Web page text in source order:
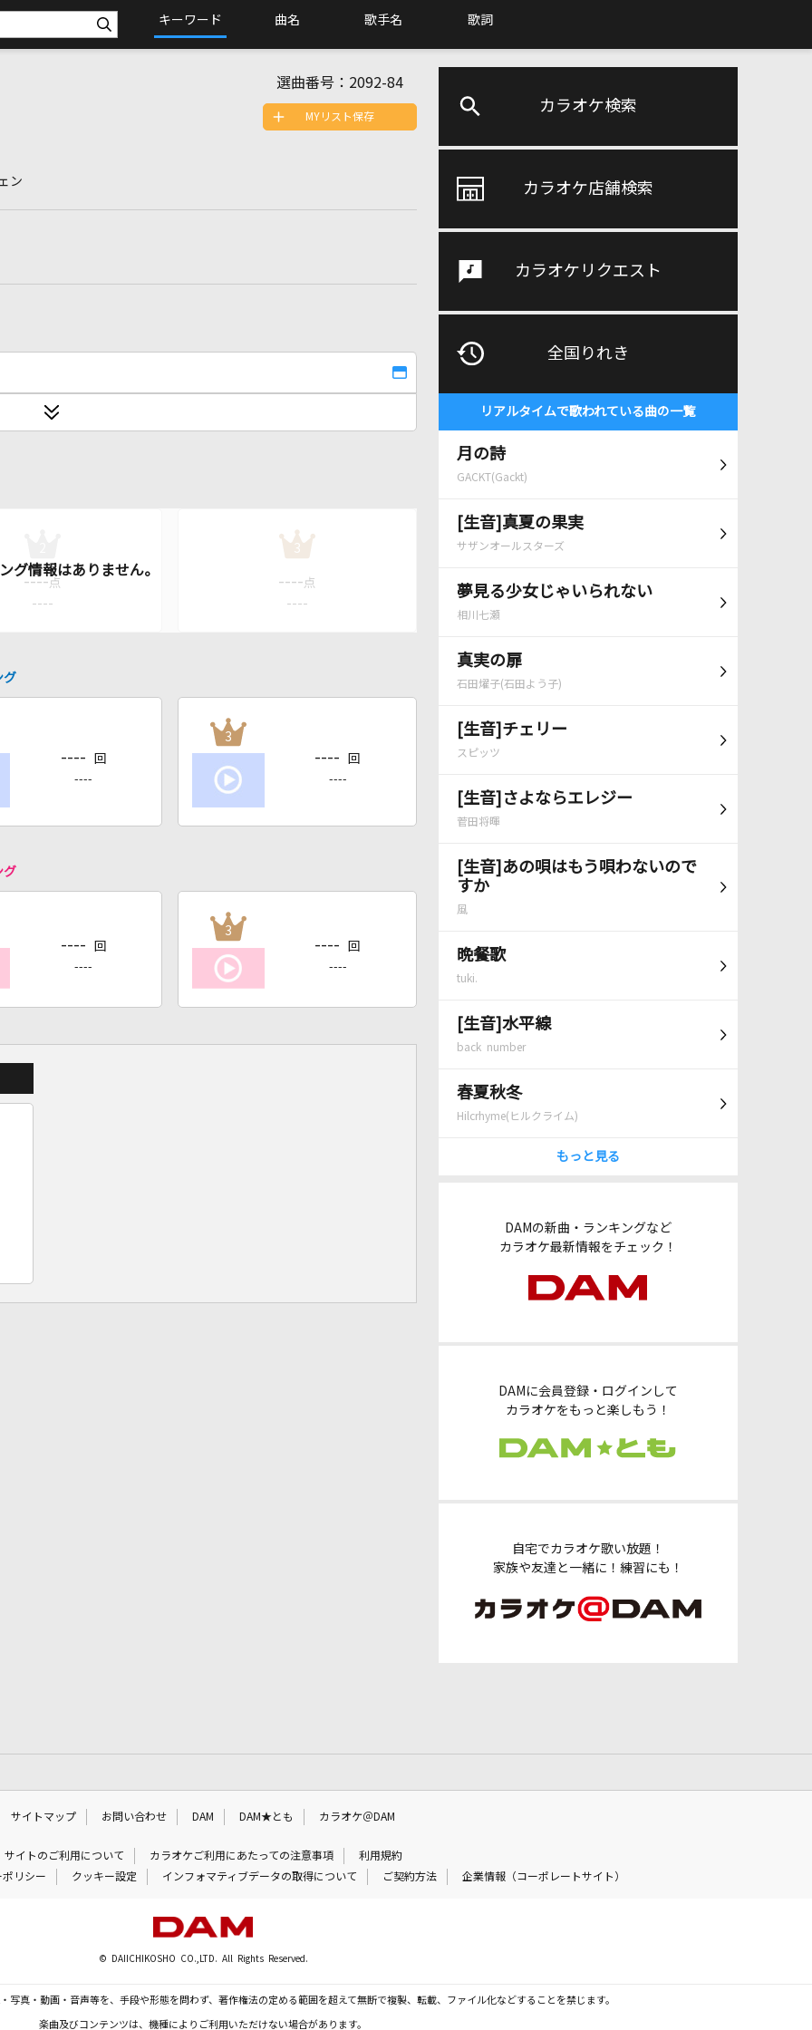
キーワード 曲名 歌手名 歌詞
カラオケ検索
カラオケ店舗検索
カラオケリクエスト
全国りれき
リアルタイムで歌われている曲の一覧
月の詩
GACKT(Gackt)
[生音]真夏の果実
サザンオールスターズ
夢見る少女じゃいられない
相川七瀬
真実の扉
石田燿子(石田よう子)
[生音]チェリー
スピッツ
[生音]さよならエレジー
菅田将暉
[生音]あの唄はもう唄わないので
すか
風
晩餐歌
tuki.
[生音]水平線
back number
春夏秋冬
Hilcrhyme(ヒルクライム)
もっと見る
DAMの新曲・ランキングなど
カラオケ最新情報をチェック！
DAMに会員登録・ログインして
カラオケをもっと楽しもう！
自宅でカラオケ歌い放題！
家族や友達と一緒に！練習にも！
選曲番号： 2092-84
ン
MYリスト保存
---- 点
----
3
---- 点
----
グ
---- 回
----
3
---- 回
----
グ
---- 回
----
3
---- 回
----
サイトマップ お問い合わせ DAM DAM★とも カラオケ＠DAM
サイトのご利用について カラオケご利用にあたっての注意事項
利用規約
リシー
クッキー設定 インフォマティブデータの取得について ご契約方法 企業情報（コーポレートサイト）
© DAIICHIKOSHO CO.,LTD. All Rights Reserved.
写真・動画・音声等を、手段や形態を問わず、著作権法の定める範囲を超えて無断で複製、転載、ファイル化などすることを禁じます。
楽曲及びコンテンツは、機種によりご利用いただけない場合があります。